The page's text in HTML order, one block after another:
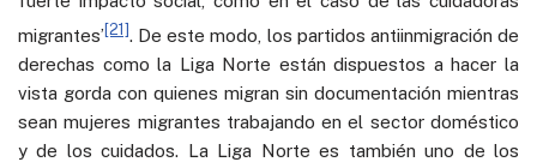
migrantes’[21]. De este modo, los partidos antiinmigración de
derechas como la Liga Norte están dispuestos a hacer la
vista gorda con quienes migran sin documentación mientras
sean mujeres migrantes trabajando en el sector doméstico
y de los cuidados. La Liga Norte es también uno de los